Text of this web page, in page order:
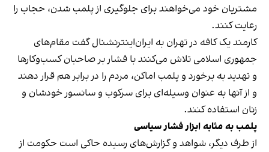
مشتریان خود می‌خواهند برای جلوگیری از پلمب شدن، حجاب را
رعایت کنند.
کارمند یک کافه در تهران به ایران‌اینترنشنال گفت مقام‌های
جمهوری اسلامی تلاش می‌کنند با فشار بر صاحبان کسب‌وکارها
و تهدید به برخورد و پلمب اماکن، مردم را در برابر هم قرار دهند
و از آنها به عنوان وسیله‌ای برای سرکوب و سانسور خودشان و
زنان استفاده کنند.
پلمب به مثابه ابزار فشار سیاسی
از طرف دیگر، شواهد و گزارش‌های رسیده حاکی است حکومت از